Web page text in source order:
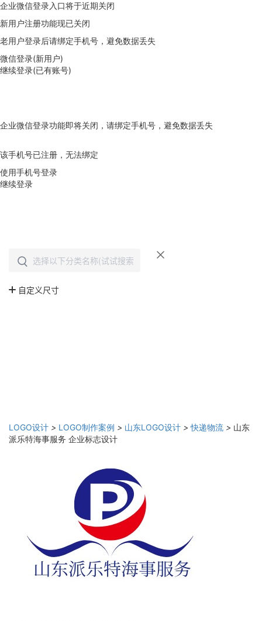
企业微信登录入口将于近期关闭
新用户注册功能现已关闭
老用户登录后请绑定手机号，避免数据丢失
微信登录(新用户)
继续登录(已有账号)
企业微信登录功能即将关闭，请绑定手机号，避免数据丢失
该手机号已注册，无法绑定
使用手机号登录
继续登录
LOGO设计 > LOGO制作案例 > 山东LOGO设计 >快递物流 > 山东
派乐特海事服务 企业标志设计